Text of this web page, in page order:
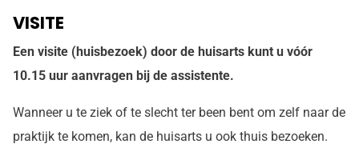
VISITE
Een visite (huisbezoek) door de huisarts kunt u vóór
10.15 uur aanvragen bij de assistente.
Wanneer u te ziek of te slecht ter been bent om zelf naar de
praktijk te komen, kan de huisarts u ook thuis bezoeken.